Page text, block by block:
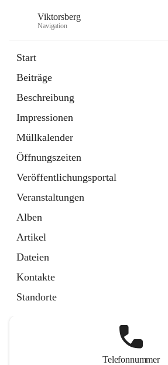
Viktorsberg
Navigation
Start
Beiträge
Beschreibung
Impressionen
Müllkalender
Öffnungszeiten
Veröffentlichungsportal
Veranstaltungen
Alben
Artikel
Dateien
Kontakte
Standorte
1 Schnellzugriff
Bürgerservice
10 Schnellzugriffe
Telefonnummer